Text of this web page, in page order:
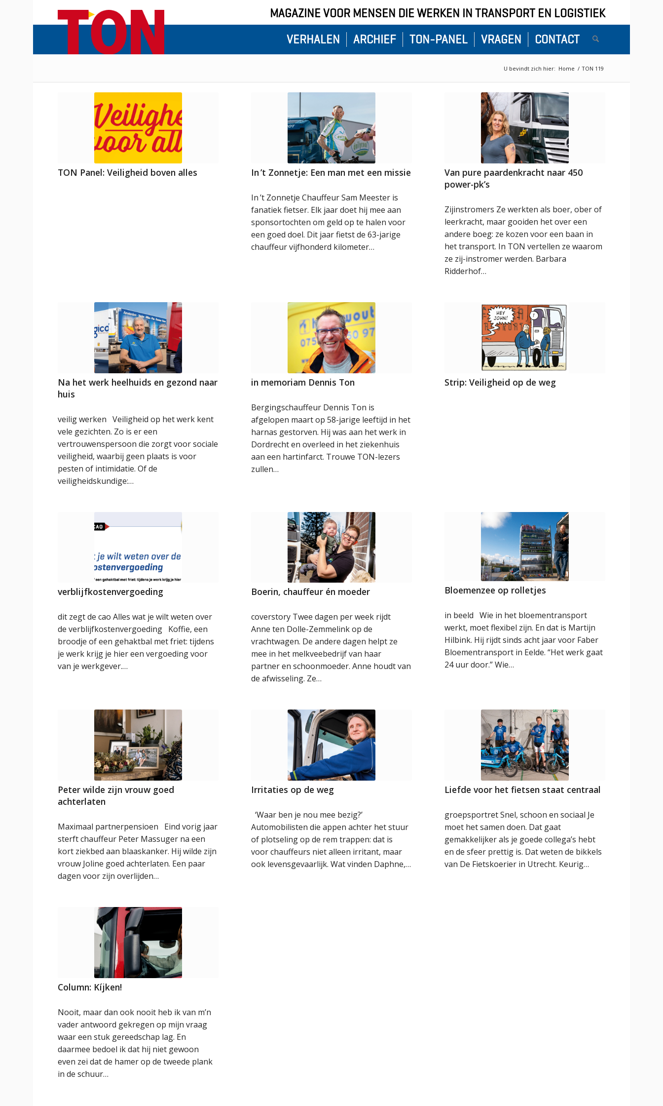
MAGAZINE VOOR MENSEN DIE WERKEN IN TRANSPORT EN LOGISTIEK
VERHALEN
ARCHIEF TON-PANEL VRAGEN CONTACT
U bevindt zich hier: Home / TON 119
TON Panel: Veiligheid boven alles In ’t Zonnetje: Een man met een missie
In ’t Zonnetje Chauffeur Sam Meester is
fanatiek fietser. Elk jaar doet hij mee aan
sponsortochten om geld op te halen voor
een goed doel. Dit jaar fietst de 63-jarige
chauffeur vijfhonderd kilometer…
Van pure paardenkracht naar 450
power-pk’s
Zijinstromers Ze werkten als boer, ober of
leerkracht, maar gooiden het over een
andere boeg: ze kozen voor een baan in
het transport. In TON vertellen ze waarom
ze zij-instromer werden. Barbara
Ridderhof…
Na het werk heelhuids en gezond naar
huis
veilig werken Veiligheid op het werk kent
vele gezichten. Zo is er een
vertrouwenspersoon die zorgt voor sociale
veiligheid, waarbij geen plaats is voor
pesten of intimidatie. Of de
veiligheidskundige:…
in memoriam Dennis Ton
Bergingschauffeur Dennis Ton is
afgelopen maart op 58-jarige leeftijd in het
harnas gestorven. Hij was aan het werk in
Dordrecht en overleed in het ziekenhuis
aan een hartinfarct. Trouwe TON-lezers
zullen…
Strip: Veiligheid op de weg
verblijfkostenvergoeding
dit zegt de cao Alles wat je wilt weten over
de verblijfkostenvergoeding Koffie, een
broodje of een gehaktbal met friet: tijdens
je werk krijg je hier een vergoeding voor
van je werkgever.…
Boerin, chauffeur én moeder
coverstory Twee dagen per week rijdt
Anne ten Dolle-Zemmelink op de
vrachtwagen. De andere dagen helpt ze
mee in het melkveebedrijf van haar
partner en schoonmoeder. Anne houdt van
de afwisseling. Ze…
Bloemenzee op rolletjes
in beeld Wie in het bloementransport
werkt, moet flexibel zijn. En dat is Martijn
Hilbink. Hij rijdt sinds acht jaar voor Faber
Bloementransport in Eelde. “Het werk gaat
24 uur door.” Wie…
Peter wilde zijn vrouw goed
achterlaten
Maximaal partnerpensioen Eind vorig jaar
sterft chauffeur Peter Massuger na een
kort ziekbed aan blaaskanker. Hij wilde zijn
vrouw Joline goed achterlaten. Een paar
dagen voor zijn overlijden…
Irritaties op de weg
‘Waar ben je nou mee bezig?’
Automobilisten die appen achter het stuur
of plotseling op de rem trappen: dat is
voor chauffeurs niet alleen irritant, maar
ook levensgevaarlijk. Wat vinden Daphne,…
Liefde voor het fietsen staat centraal
groepsportret Snel, schoon en sociaal Je
moet het samen doen. Dat gaat
gemakkelijker als je goede collega’s hebt
en de sfeer prettig is. Dat weten de bikkels
van De Fietskoerier in Utrecht. Keurig…
Column: Kíjken!
Nooit, maar dan ook nooit heb ik van m’n
vader antwoord gekregen op mijn vraag
waar een stuk gereedschap lag. En
daarmee bedoel ik dat hij niet gewoon
even zei dat de hamer op de tweede plank
in de schuur…